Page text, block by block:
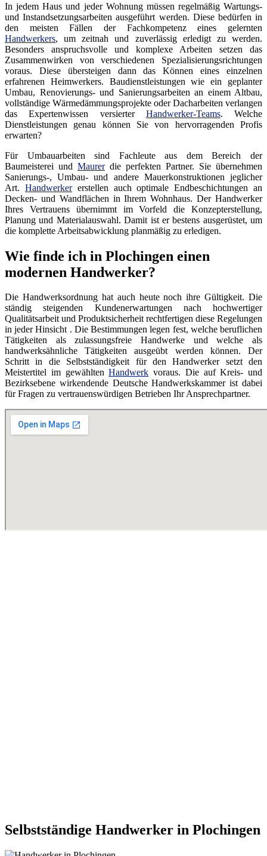
In jedem Haus und jeder Wohnung müssen regelmäßig Wartungs-
und Instandsetzungsarbeiten ausgeführt werden. Diese bedürfen in
den meisten Fällen der Fachkompetenz eines gelernten
Handwerkers, um zeitnah und zuverlässig erledigt zu werden.
Besonders anspruchsvolle und komplexe Arbeiten setzen das
Zusammenwirken von verschiedenen Spezialisierungsrichtungen
voraus. Diese übersteigen dann das Können eines einzelnen
erfahrenen Heimwerkers. Baudienstleistungen wie ein geplanter
Umbau, Renovierungs- und Sanierungsarbeiten an einem Altbau,
vollständige Wärmedämmungsprojekte oder Dacharbeiten verlangen
das Expertenwissen versierter Handwerker-Teams. Welche
Dienstleistungen genau können Sie von hervorragenden Profis
erwarten?
Für Umbauarbeiten sind Fachleute aus dem Bereich der
Baumeisterei und Maurerdie perfekten Partner. Sie übernehmen
Sanierungs-, Umbau- und andere Mauerkonstruktionen jeglicher
Art. Handwerkererstellen auch optimale Endbeschichtungen an
Decken- und Wandflächen in Ihrem Wohnhaus. Der Handwerker
Ihres Vertrauens übernimmt im Vorfeld die Konzepterstellung,
Planung und Materialauswahl. Damit ist er bestens ausgerüstet, um
die komplette Arbeitsabwicklung planmäßig zu erledigen.
Wie finde ich in Plochingen einen
modernen Handwerker?
Die Handwerksordnung hat auch heute noch ihre Gültigkeit. Die
ständig steigenden Kundenerwartungen nach hochwertiger
Qualitätsarbeit und Produktsicherheit rechtfertigen diese Regelungen
in jeder Hinsicht . Die Bestimmungen legen fest, welche beruflichen
Tätigkeiten als zulassungsfreie Handwerke und welche als
handwerksähnliche Tätigkeiten ausgeübt werden können. Der
Schritt in die Selbstständigkeit für den Handwerker setzt den
Meistertitel im gewähltenHandwerk voraus. Die auf Kreis- und
Bezirksebene wirkendende Deutsche Handwerkskammer ist dabei
für Fragen zu vertrauenswürdigen Betrieben Ihr Ansprechpartner.
Selbstständige Handwerker in Plochingen